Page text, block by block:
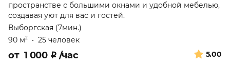
пространстве с большими окнами и удобной мебелью,
создавая уют для вас и гостей.
Выборгская (7мин.)
90 м2 • 25 человек
5.00
от 1 000 ₽ /час